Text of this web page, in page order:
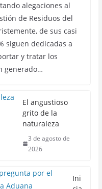
alegaciones al
de Residuos del
de sus casi
siguen dedicadas a
y tratar los
generado…
El angustioso
grito de la
naturaleza
3 de agosto de
2026
Ini